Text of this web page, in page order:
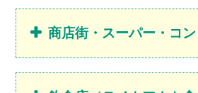
商店街・スーパー・コ